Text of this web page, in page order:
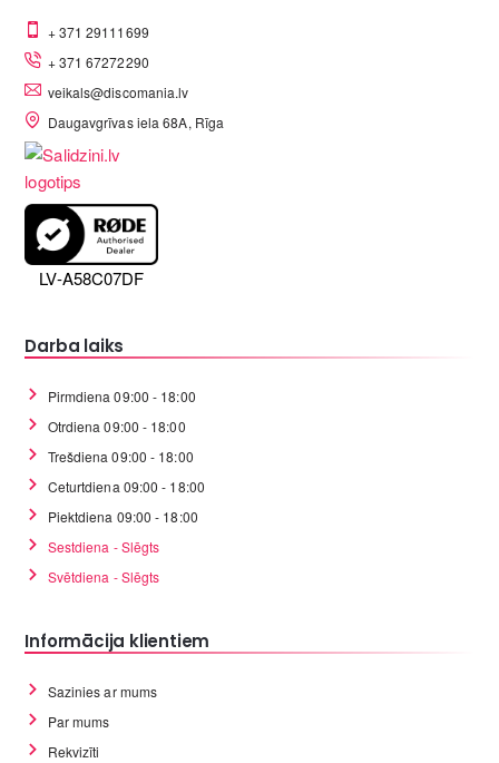
+ 371 29111699
+ 371 67272290
veikals@discomania.lv
Daugavgrīvas iela 68A, Rīga
LV-A58C07DF
Darba laiks
Pirmdiena 09:00 - 18:00
Otrdiena 09:00 - 18:00
Trešdiena 09:00 - 18:00
Ceturtdiena 09:00 - 18:00
Piektdiena 09:00 - 18:00
Sestdiena - Slēgts
Svētdiena - Slēgts
Informācija klientiem
Sazinies ar mums
Par mums
Rekvizīti